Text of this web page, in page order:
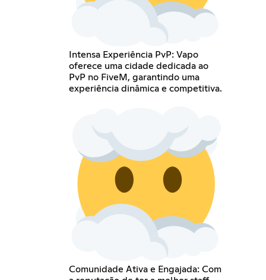
Intensa Experiência PvP: Vapo
oferece uma cidade dedicada ao
PvP no FiveM, garantindo uma
experiência dinâmica e competitiva.
Comunidade Ativa e Engajada: Com